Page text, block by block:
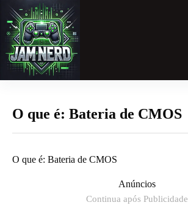
para
conteúdo
O que é: Bateria de CMOS
O que é: Bateria de CMOS
Anúncios
Continua após Publicidade